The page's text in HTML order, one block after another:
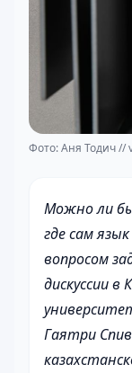
Фото: Аня Тодич //
Можно ли
где сам
вопросом
дискуссии в
Гаятри